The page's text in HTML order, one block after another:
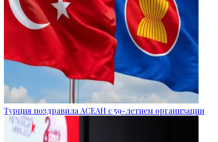
Турция поздравила АСЕАН с 59-летием организации